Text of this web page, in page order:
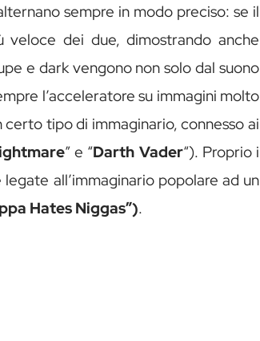
sempre in modo preciso: se il
dei due, dimostrando anche
e dark vengono non solo dal suono
l’acceleratore su immagini molto
tipo di immaginario, connesso ai
” e “Darth Vader“). Proprio i
all’immaginario popolare ad un
Hates Niggas”).